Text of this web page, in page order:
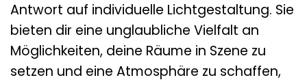
Antwort auf individuelle Lichtgestaltung. Sie
bieten dir eine unglaubliche Vielfalt an
Möglichkeiten, deine Räume in Szene zu
setzen und eine Atmosphäre zu schaffen,